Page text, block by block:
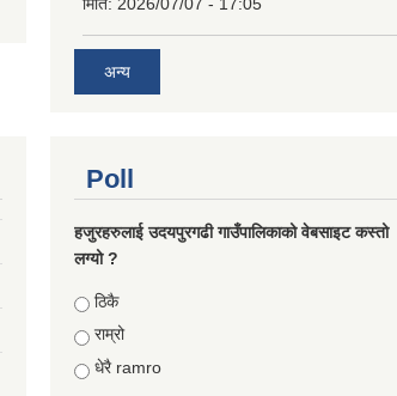
अन्य
Poll
हजुरहरुलाई उदयपुरगढी गाउँपालिकाको वेबसाइट कस्तो
लग्यो ?
Choices
ठिकै
राम्रो
धेरै ramro